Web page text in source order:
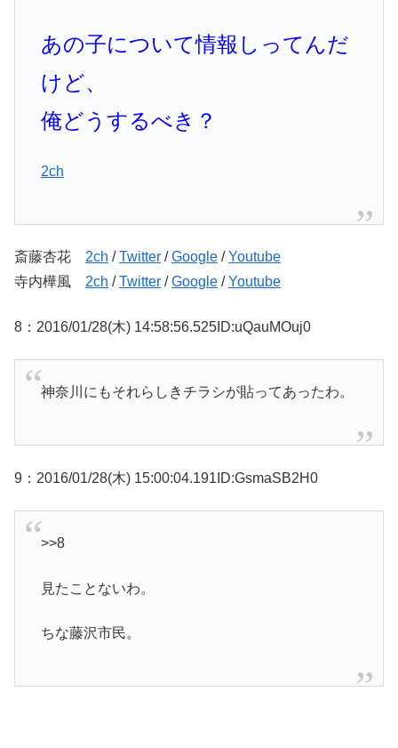
あの子について情報しってんだ
けど、
俺どうするべき？
2ch
斎藤杏花 2ch /Twitter /Google /Youtube
寺内樺風 2ch /Twitter /Google /Youtube
8：2016/01/28(木) 14:58:56.525ID:uQauMOuj0
神奈川にもそれらしきチラシが貼ってあったわ。
9：2016/01/28(木) 15:00:04.191ID:GsmaSB2H0
>>8
見たことないわ。
ちな藤沢市民。